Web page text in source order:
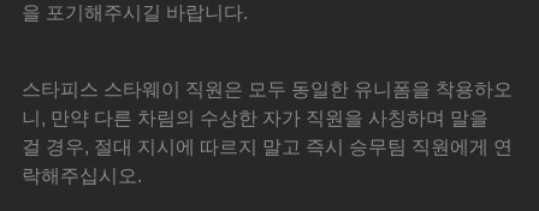
을 포기해주시길 바랍니다.
스타피스 스타웨이 직원은 모두 동일한 유니폼을 착용하오
니, 만약 다른 차림의 수상한 자가 직원을 사칭하며 말을
걸 경우, 절대 지시에 따르지 말고 즉시 승무팀 직원에게 연
락해주십시오.